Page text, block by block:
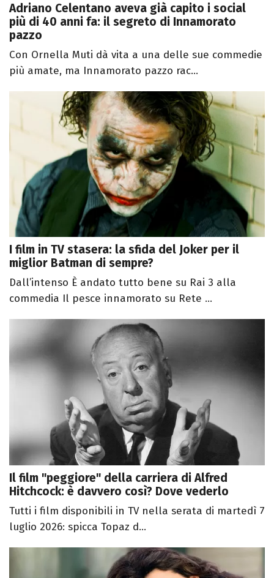
Adriano Celentano aveva già capito i social
più di 40 anni fa: il segreto di Innamorato
pazzo
Con Ornella Muti dà vita a una delle sue commedie
più amate, ma Innamorato pazzo rac...
I film in TV stasera: la sfida del Joker per il
miglior Batman di sempre?
Dall’intenso È andato tutto bene su Rai 3 alla
commedia Il pesce innamorato su Rete ...
Il film "peggiore" della carriera di Alfred
Hitchcock: è davvero così? Dove vederlo
Tutti i film disponibili in TV nella serata di martedì 7
luglio 2026: spicca Topaz d...